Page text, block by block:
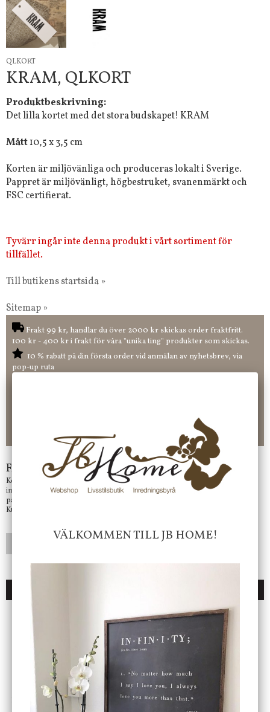
QLKORT
KRAM, QLKORT
Produktbeskrivning:
Det lilla kortet med det stora budskapet! KRAM
Mått10,5 x 3,5 cm
Korten är miljövänliga och produceras lokalt i Sverige.
Pappret är miljövänligt, högbestruket, svanenmärkt och
FSC certifierat.
Tyvärr ingår inte denna produkt i vårt sortiment för
tillfället.
Till butikens startsida »
Sitemap »
Frakt 99 kr, handlar du över 2000 kr skickas order fraktfritt.
100 kr - 400 kr i frakt för våra "unika ting" produkter som skickas.
10 % rabatt på din första order vid anmälan av nyhetsbrev, via
pop-up ruta
Nöjda kunder och strävar efter att ha snabba leveranser!
-ligt Tack för att just Du tittar in hos Jb Home!
Frågor?
Kontakta oss på
info@jbhome.seVi svarar
på mail så fort vi kan.
Kundtjänst telefontid öppet vardagar mellan 10.00 - 15.00
ENDAST 1 ST KVAR I LAGER
Star Trading
VÄLKOMMEN TILL JB HOME!